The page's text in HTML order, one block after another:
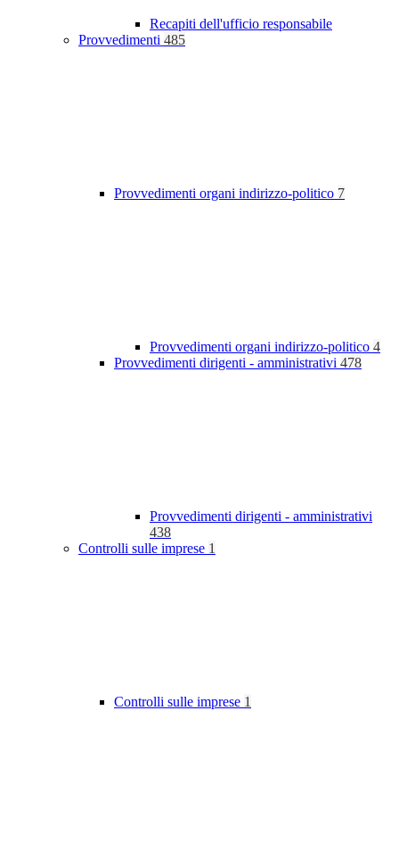
Recapiti dell'ufficio responsabile
Provvedimenti 485
Provvedimenti organi indirizzo-politico 7
Provvedimenti organi indirizzo-politico 4
Provvedimenti dirigenti - amministrativi 478
Provvedimenti dirigenti - amministrativi
438
Controlli sulle imprese 1
Controlli sulle imprese 1